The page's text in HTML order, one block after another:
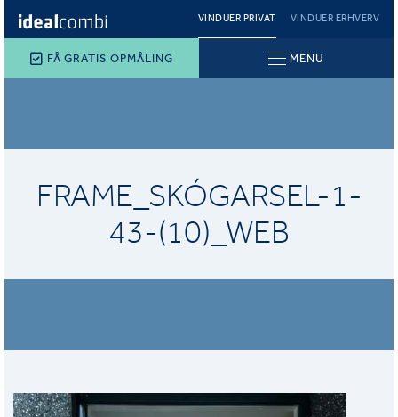
VINDUER PRIVAT VINDUER ERHVERV
FÅ GRATIS OPMÅLING MENU
FRAME_SKÓGARSEL-1-
43-(10)_WEB